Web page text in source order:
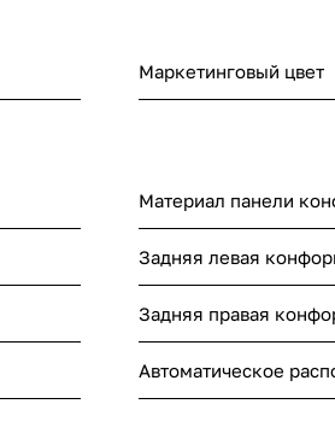
Маркетинговый цвет
Материал панели
Задняя левая
Задняя правая
Автоматическое